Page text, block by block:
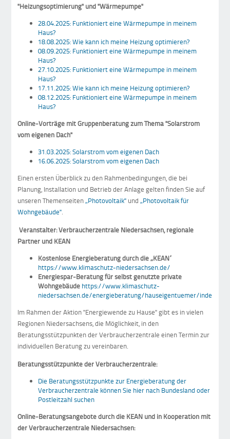
"Heizungsoptimierung" und "Wärmepumpe"
28.04.2025: Funktioniert eine Wärmepumpe in meinem
Haus?
18.08.2025: Wie kann ich meine Heizung optimieren?
08.09.2025: Funktioniert eine Wärmepumpe in meinem
Haus?
27.10.2025: Funktioniert eine Wärmepumpe in meinem
Haus?
17.11.2025: Wie kann ich meine Heizung optimieren?
08.12.2025: Funktioniert eine Wärmepumpe in meinem
Haus?
Online-Vorträge mit Gruppenberatung zum Thema "Solarstrom
vom eigenen Dach"
31.03.2025: Solarstrom vom eigenen Dach
16.06.2025: Solarstrom vom eigenen Dach
Einen ersten Überblick zu den Rahmenbedingungen, die bei
Planung, Installation und Betrieb der Anlage gelten finden Sie auf
unseren Themenseiten„Photovoltaik" und„Photovoltaik für
Wohngebäude".
Veranstalter: Verbraucherzentrale Niedersachsen, regionale
Partner und KEAN
Kostenlose Energieberatung durch die „KEAN“
https://www.klimaschutz-niedersachsen.de/
Energiespar-Beratung für selbst genutzte private
Wohngebäude https://www.klimaschutz-
niedersachsen.de/energieberatung/hauseigentuemer/index.php
Im Rahmen der Aktion "Energiewende zu Hause" gibt es in vielen
Regionen Niedersachsens, die Möglichkeit, in den
Beratungsstützpunkten der Verbraucherzentrale einen Termin zur
individuellen Beratung zu vereinbaren.
Beratungsstützpunkte der Verbraucherzentrale:
Die Beratungsstützpunkte zur Energieberatung der
Verbraucherzentrale können Sie hier nach Bundesland oder
Postleitzahl suchen
Online-Beratungsangebote durch die KEAN und in Kooperation mit
der Verbraucherzentrale Niedersachsen: